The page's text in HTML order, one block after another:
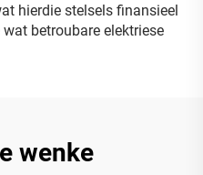
hierdie stelsels finansieel
betroubare elektriese
wenke